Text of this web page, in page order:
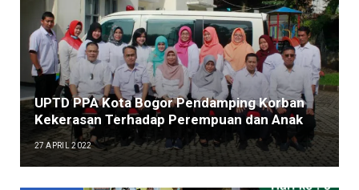
UPTD PPA Kota Bogor Pendamping Korban
Kekerasan Terhadap Perempuan dan Anak
27 APRIL 2022